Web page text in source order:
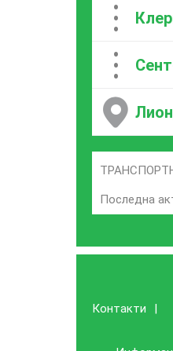
...
...
Лион
Последна
Контакти |